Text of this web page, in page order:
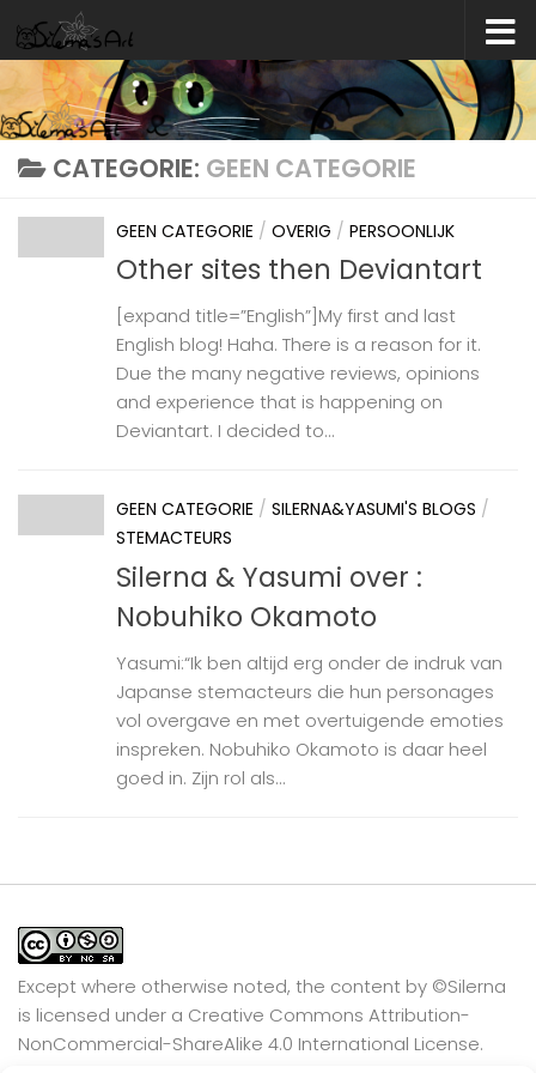
Skip to content
CATEGORIE: GEEN CATEGORIE
GEEN CATEGORIE / OVERIG / PERSOONLIJK
Other sites then Deviantart
[expand title=”English”]My first and last
English blog! Haha. There is a reason for it.
Due the many negative reviews, opinions
and experience that is happening on
Deviantart. I decided to...
GEEN CATEGORIE / SILERNA&YASUMI'S BLOGS /
STEMACTEURS
Silerna & Yasumi over :
Nobuhiko Okamoto
Yasumi:“Ik ben altijd erg onder de indruk van
Japanse stemacteurs die hun personages
vol overgave en met overtuigende emoties
inspreken. Nobuhiko Okamoto is daar heel
goed in. Zijn rol als...
Except where otherwise noted, the content by ©Silerna
is licensed under a Creative Commons Attribution-
NonCommercial-ShareAlike 4.0 International License.